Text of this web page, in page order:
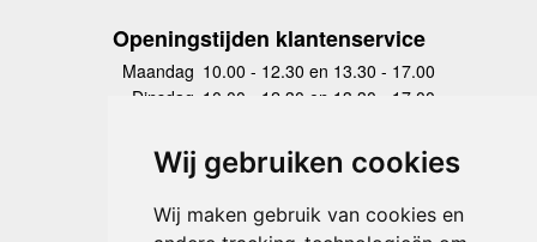
Wij gebruiken cookies
Wij maken gebruik van cookies en
Openingstijden klantenservice
Maandag 10.00 - 12.30 en 13.30 - 17.00
Dinsdag 10.00 - 12.30 en 13.30 - 17.00
Donderdag
10.00 - 12.30 en 13.30 - 17.00
Vrijdag 10.00 - 12.30 en 13.30 - 17.00
Zaterdag
gesloten
Zondag gesloten